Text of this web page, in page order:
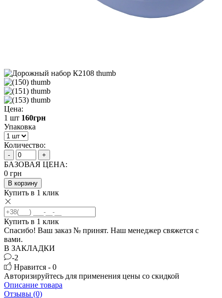
Цена:
1 шт 160грн
Упаковка
Количество:
- +
БАЗОВАЯ ЦЕНА:
0 грн
В корзину
Купить в 1 клик
Купить в 1 клик
Спасибо! Ваш заказ № принят. Наш менеджер свяжется с
вами.
В ЗАКЛАДКИ
-2
Нравится - 0
Авторизируйтесь для применения цены со скидкой
Описание товара
Отзывы (0)